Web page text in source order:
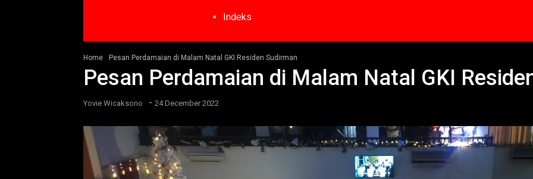
Indeks
Home Pesan Perdamaian di Malam Natal GKI Residen Sudirman
Pesan Perdamaian di Malam Natal GKI
Yovie Wicaksono - 24 December 2022